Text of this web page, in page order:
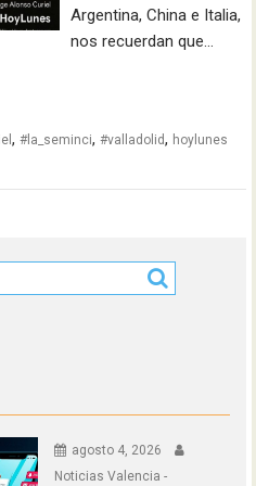
Argentina, China e Italia,
nos recuerdan que…
,#la_seminci,#valladolid, hoylunes
agosto 4, 2026
Noticias Valencia -